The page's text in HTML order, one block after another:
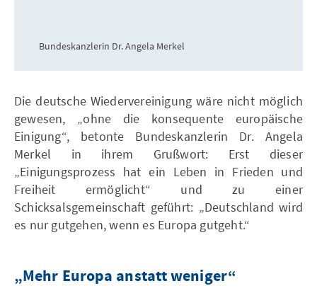
Bundeskanzlerin Dr. Angela Merkel
Die deutsche Wiedervereinigung wäre nicht möglich
gewesen, „ohne die konsequente europäische
Einigung“, betonte Bundeskanzlerin Dr. Angela
Merkel in ihrem Grußwort: Erst dieser
„Einigungsprozess hat ein Leben in Frieden und
Freiheit ermöglicht“ und zu einer
Schicksalsgemeinschaft geführt: „Deutschland wird
es nur gutgehen, wenn es Europa gutgeht.“
„Mehr Europa anstatt weniger“